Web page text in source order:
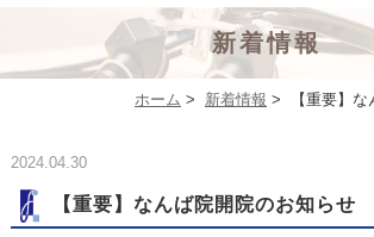
新着情報
ホーム > 新着情報 > 【重要】
2024.04.30
【重要】なんば院開院のお知らせ